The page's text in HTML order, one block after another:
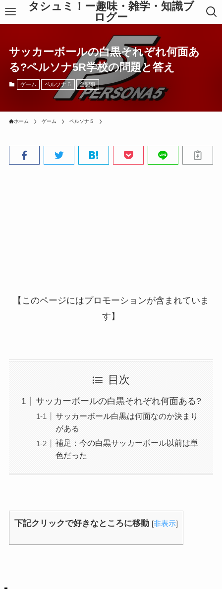
タシュミ！ー趣味・雑学・知識ブ
ログー
サッカーボールの白黒それぞれ何面あ
る?ペルソナ5R学校の問題と答え
ゲーム ペルソナ５ 全記事
ホーム ゲーム ペルソナ５
【このページにはプロモーションが含まれていま
す】
目次
サッカーボールの白黒それぞれ何面ある?
サッカーボール白黒は何面なのか決まり
がある
補足：今の白黒サッカーボール以前は単
色だった
下記クリックで好きなところに移動 [非表示]